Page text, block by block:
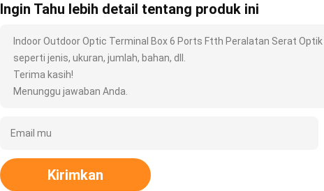
Ingin Tahu lebih detail tentang produk ini
Indoor Outdoor Optic Terminal Box 6 Ports Ftth Peralatan Serat
seperti jenis, ukuran, jumlah, bahan, dll.
Terima kasih!
Menunggu jawaban Anda.
Kirimkan